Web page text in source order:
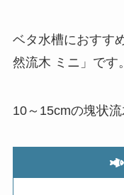
ベタ水槽におすす
然流木 ミニ」です。
10～15cmの塊状流